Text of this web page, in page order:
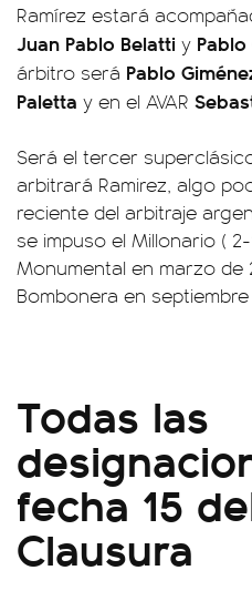
Ramírez estará
Juan Pablo Belatti y
árbitro será Pablo
Paletta y en el AVAR
Será el tercer
arbitrará Ramirez, algo
reciente del arbitraje
se impuso el Millonario (
Monumental en marzo de
Bombonera en septiembre
Todas las
fecha 15
Clausura